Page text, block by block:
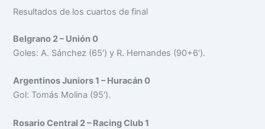
Resultados de los cuartos de final
Belgrano 2 – Unión 0
Goles: A. Sánchez (65′) y R. Hernandes (90+6′).
Argentinos Juniors 1 – Huracán 0
Gol: Tomás Molina (95′).
Rosario Central 2 – Racing Club 1